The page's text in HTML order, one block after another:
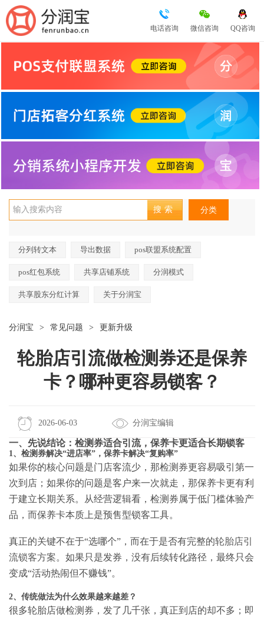
QQ咨询
微信咨询
电话咨询
分类
分列转文本 导出数据 pos联盟系统配置
pos红包系统 共享店铺系统 分润模式
共享股东分红计算 关于分润宝
分润宝 > 常见问题 > 更新升级
轮胎店引流做检测券还是保养
卡？哪种更容易锁客？
2026-06-03 分润宝编辑
一、先说结论：检测券适合引流，保养卡更适合长期锁客
1、检测券解决“进店率”，保养卡解决“复购率”
如果你的核心问题是门店客流少，那检测券更容易吸引第一
次到店；如果你的问题是客户来一次就走，那保养卡更有利
于建立长期关系。从经营逻辑看，检测券属于低门槛体验产
品，而保养卡本质上是预售型锁客工具。
真正的关键不在于“选哪个”，而在于是否有完整的轮胎店引
流锁客方案。如果只是发券，没有后续转化路径，最终只会
变成“活动热闹但不赚钱”。
2、传统做法为什么效果越来越差？
很多轮胎店做检测券，发了几千张，真正到店的却不多；即